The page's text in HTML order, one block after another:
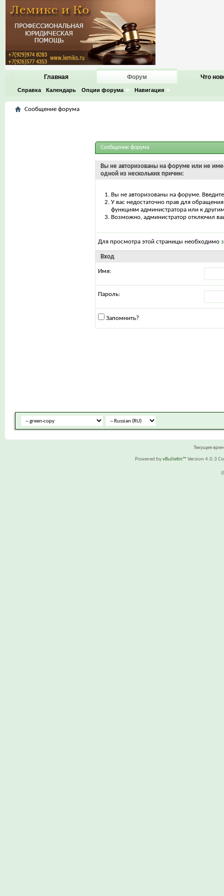
Главная Форум
Справка Календарь Опции форума Навигация
Что
Сообщение форума
Сообщение форума
Вы не авторизованы на форуме или не
одной из нескольких причин:
Вы не авторизованы на форуме.
У вас недостаточно прав для
функциям администратора или к
Возможно, администратор отключил
Для просмотра этой страницы необходимо
Вход
Имя:
Пароль:
Запомнить?
Текущее
Powered byvBulletin™ Version 4.0.3